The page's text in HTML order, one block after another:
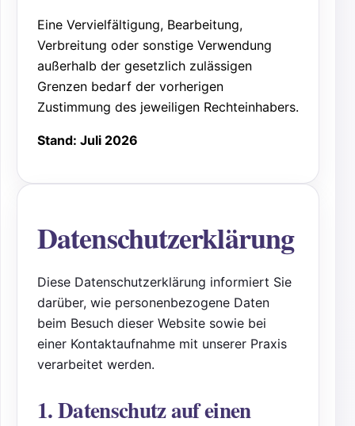
Eine Vervielfältigung, Bearbeitung,
Verbreitung oder sonstige Verwendung
außerhalb der gesetzlich zulässigen
Grenzen bedarf der vorherigen
Zustimmung des jeweiligen Rechteinhabers.
Stand: Juli 2026
Datenschutzerklärung
Diese Datenschutzerklärung informiert Sie
darüber, wie personenbezogene Daten
beim Besuch dieser Website sowie bei
einer Kontaktaufnahme mit unserer Praxis
verarbeitet werden.
1. Datenschutz auf einen